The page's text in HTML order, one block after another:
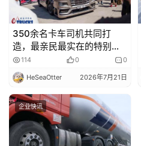
350余名卡车司机共同打
造，最亲民最实在的特别版
卡车？曼恩TGX Truckers’
Edition了解一下
114 0 0
HeSeaOtter 2026年7月21日
企业快讯